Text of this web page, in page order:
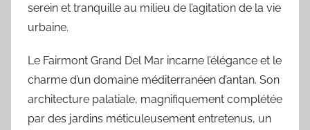
serein et tranquille au milieu de l’agitation de la vie
urbaine.
Le Fairmont Grand Del Mar incarne l’élégance et le
charme d’un domaine méditerranéen d’antan. Son
architecture palatiale, magnifiquement complétée
par des jardins méticuleusement entretenus, un